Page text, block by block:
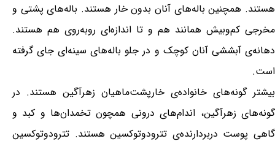
هستند. همچنین باله‌های آنان بدون خار هستند. باله‌های پشتی و
مخرجی کم‌وبیش همانند هم و تا اندازه‌ای روبه‌روی هم هستند.
دهانه‌ی آبششی آنان کوچک و در جلو باله‌های سینه‌ای جای گرفته
است.
بیشتر گونه‌های خانواده‌ی خارپشت‌ماهیان زهرآگین هستند. در
گونه‌های زهرآگین، اندام‌های درونی همچون تخمدان‌ها و کبد و
گاهی پوست دربردارنده‌ی تترودوتوکسین هستند. تترودوتوکسین